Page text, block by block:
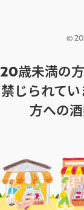
©
20歳未満の
禁じられて
方への